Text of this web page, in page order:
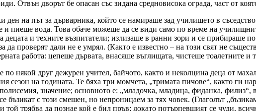
Отвън дворът бе опасан със зидана средновисока ограда, част от
на път за дърварника, който се намираше зад училището в
вода. Това обаче можеше да се види само по време на
децата и техните възпитатели; излизаше в ранни зори и се прибираше
проверят дали не е умрял. (Както е известно – на този свят не
работа: цепеше дървата, внасяше въглищата, чистеше тоалетните и
някой друг дежурен учител, байчото, както и неколцина деца от
сезон на годината. Те бяха три момчета, „тримата пичове“, както ги
значение; основното е: „младочка, младица, фиданка,
бъзикат с този смешен, но непроницаем за тях човек. (Глаголът
трябва да познае кой е бил пръв; докато потърпевшият се чуди,